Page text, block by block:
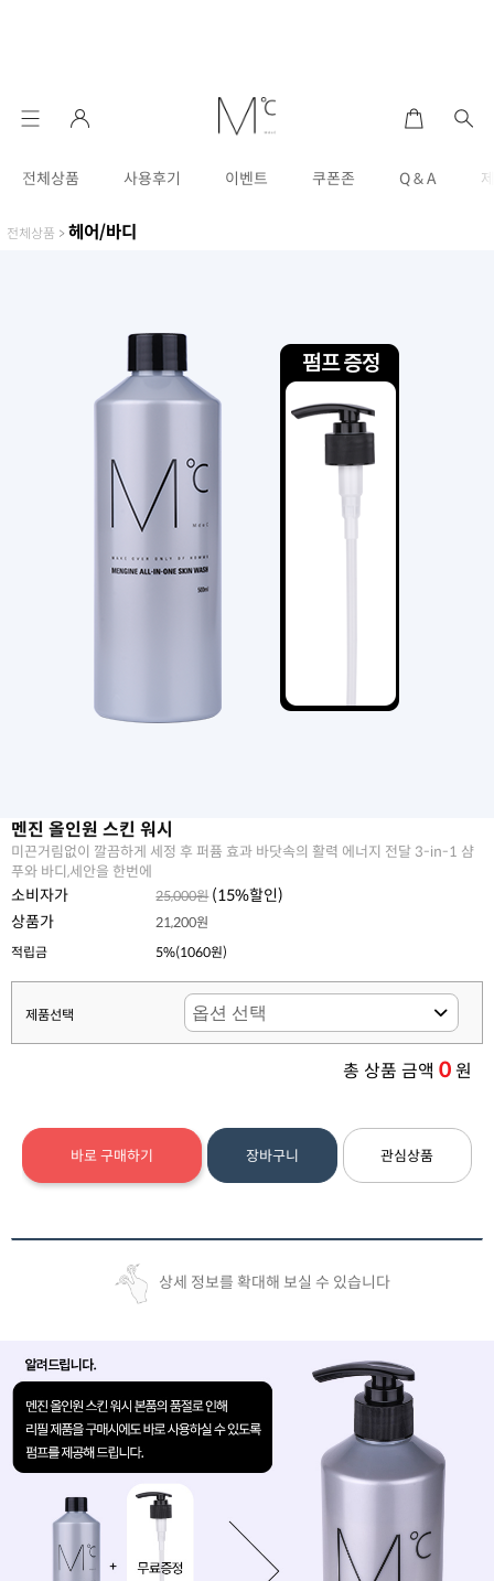
전체상품 사용후기 이벤트 쿠폰존 Q & A
전체상품 > 헤어/바디
멘진 올인원 스킨 워시
미끈거림없이 깔끔하게 세정 후 퍼퓸 효과 바닷속의 활력 에너지 전달 3-in-1 샴
푸와 바디,세안을 한번에
소비자가 25,000원 (15%할인)
상품가
21,200원
적립금
5%(1060원)
제품선택
총 상품 금액 0원
바로 구매하기 장바구니 관심상품
상세 정보를 확대해 보실 수 있습니다